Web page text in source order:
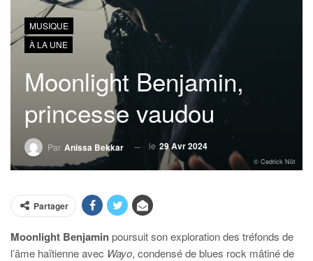
MUSIQUE
À LA UNE
Moonlight Benjamin,
princesse vaudou
Par Anissa Bekkar le 29 Avr 2024
© Cedrick Nöt
Partager
Moonlight Benjaminpoursuit son exploration des tréfonds de
l’âme haïtienne avec Wayo, condensé de blues rock mâtiné de